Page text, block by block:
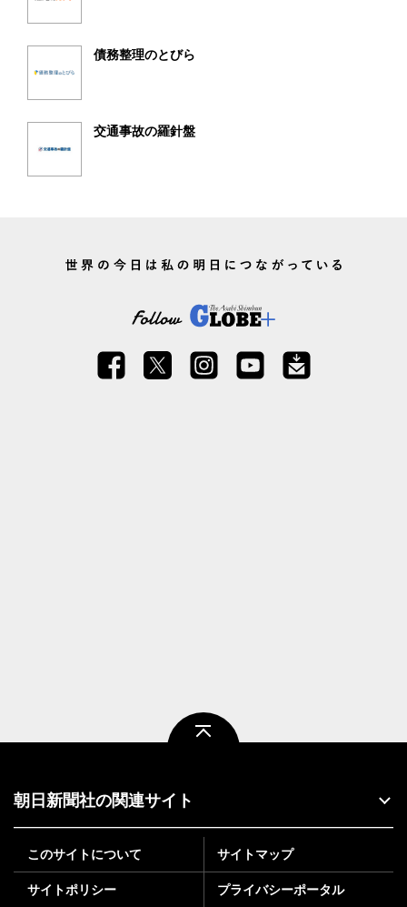
債務整理のとびら
交通事故の羅針盤
朝日新聞社の関連サイト
このサイトについて サイトマップ
サイトポリシー プライバシーポータル